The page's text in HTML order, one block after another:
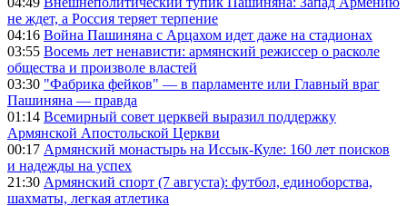
не ждет, а Россия теряет терпение
04:16 Война Пашиняна с Арцахом идет даже на стадионах
03:55 Восемь лет ненависти: армянский режиссер о расколе
общества и произволе властей
03:30 "Фабрика фейков" — в парламенте или Главный враг
Пашиняна — правда
01:14 Всемирный совет церквей выразил поддержку
Армянской Апостольской Церкви
00:17 Армянский монастырь на Иссык-Куле: 160 лет поисков
и надежды на успех
21:30 Армянский спорт (7 августа): футбол, единоборства,
шахматы, легкая атлетика